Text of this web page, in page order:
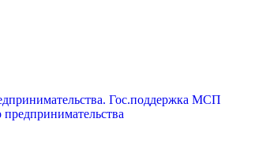
Гос.поддержка МСП